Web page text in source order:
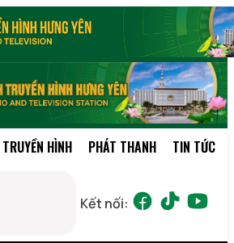
TRUYỀN HÌNH PHÁT THANH TIN TỨC
Kết nối: